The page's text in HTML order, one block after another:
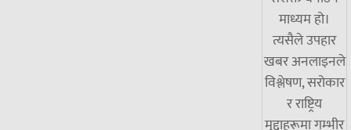
माध्यम हो।
त्यसैले उपहार
खबर अनलाइनले
विश्लेषण, सरोकार
र राष्ट्रिय